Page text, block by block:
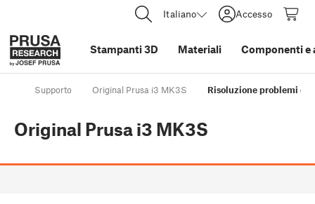
Italiano Accesso
Stampanti 3D Materiali Componenti e
Supporto Original Prusa i3 MK3S Risoluzione problemi
Original Prusa i3 MK3S